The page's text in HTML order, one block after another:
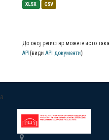
XLSX CSV
До овој регистар можете исто
API (види API документи)
a